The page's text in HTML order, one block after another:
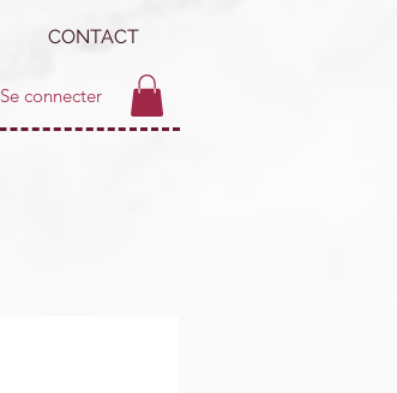
CONTACT
Se connecter